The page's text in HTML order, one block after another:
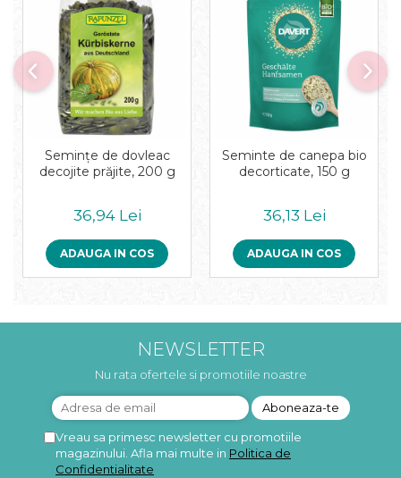
Seminţe de dovleac
decojite prăjite, 200 g
36,94 Lei
ADAUGA IN COS
Seminte de canepa bio
decorticate, 150 g
36,13 Lei
ADAUGA IN COS
NEWSLETTER
Nu rata ofertele si promotiile noastre
Vreau sa primesc newsletter cu promotiile
magazinului. Afla mai multe in Politica de
Confidentialitate